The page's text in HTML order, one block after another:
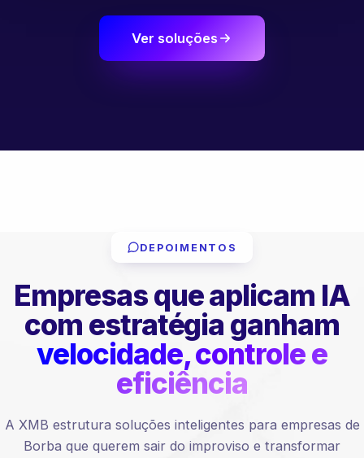
Ver soluções
DEPOIMENTOS
Empresas que aplicam IA
com estratégia ganham
velocidade, controle e
eficiência
A XMB estrutura soluções inteligentes para empresas de
Borba que querem sair do improviso e transformar